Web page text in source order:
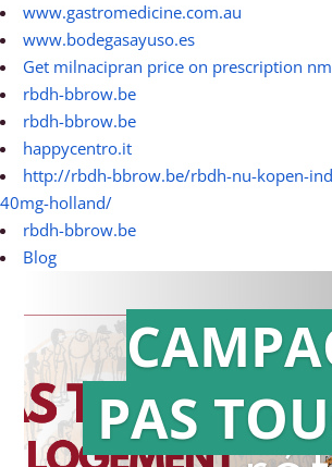
www.gastromedicine.com.au
www.bodegasayuso.es
Get milnacipran price on prescription nm
rbdh-bbrow.be
rbdh-bbrow.be
happycentro.it
http://rbdh-bbrow.be/rbdh-nu-kopen-
40mg-holland/
rbdh-bbrow.be
Blog
PAS